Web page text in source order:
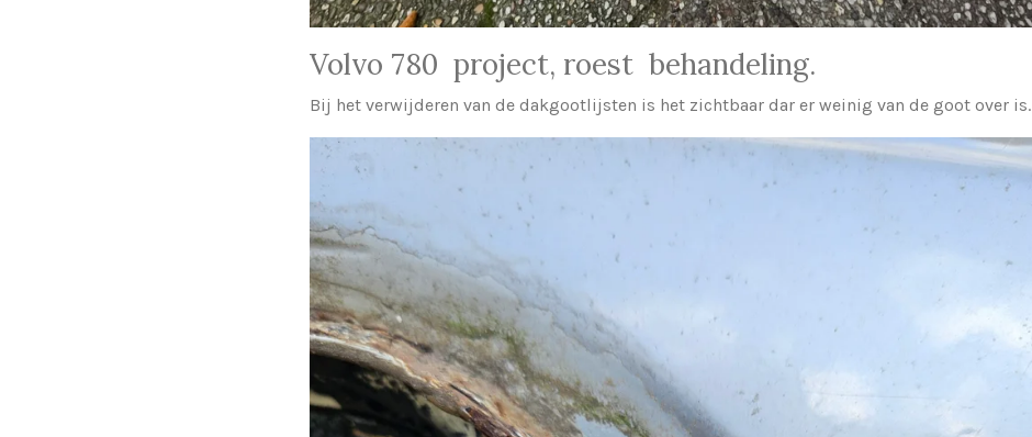
Volvo 780 project, roest behandeling.
Bij het verwijderen van de dakgootlijsten is het zichtbaar dar er weinig van de goot over is.